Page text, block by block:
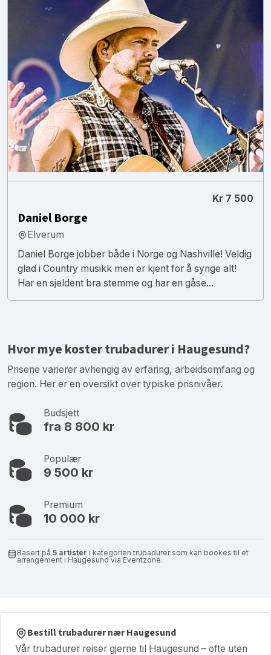
Kr 7 500
Daniel Borge
Elverum
Daniel Borge jobber både i Norge og Nashville! Veldig
glad i Country musikk men er kjent for å synge alt!
Har en sjeldent bra stemme og har en gåse...
Hvor mye koster trubadurer i Haugesund?
Prisene varierer avhengig av erfaring, arbeidsomfang og
region. Her er en oversikt over typiske prisnivåer.
Budsjett
fra 8 800 kr
Populær
9 500 kr
Premium
10 000 kr
Basert på 5 artister i kategorien trubadurer som kan bookes til et
arrangement i Haugesund via Eventzone.
Bestill trubadurer nær Haugesund
Vår trubadurer reiser gjerne til Haugesund – ofte uten